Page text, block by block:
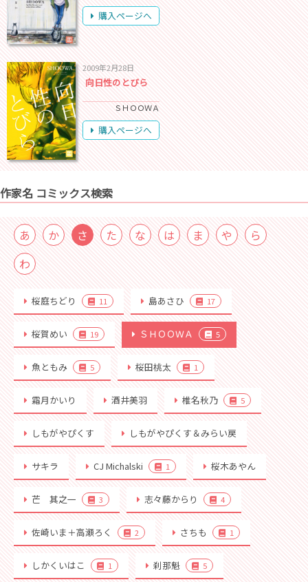
購入ページへ
2009年2月28日
向日性のとびら
ＳＨＯＯＷＡ
購入ページへ
作家名 コミックス検索
あ か さ た な は ま や
ら
わ
桜庭ちどり 11 島あさひ 17
桜賀めい 19 ＳＨＯＯＷＡ 5
魚ともみ 5 桜田桃太 1
霜月かいり 酒井美羽 椎名秋乃 5
しもがやぴくす しもがやぴくす＆みらい戻
サキラ CJ Michalski 1 桜木あやん
芒 其之一 3 志々藤からり 4
佐崎いま＋高瀬ろく 2 さちも 1
しかくいはこ 1 刹那魁 5